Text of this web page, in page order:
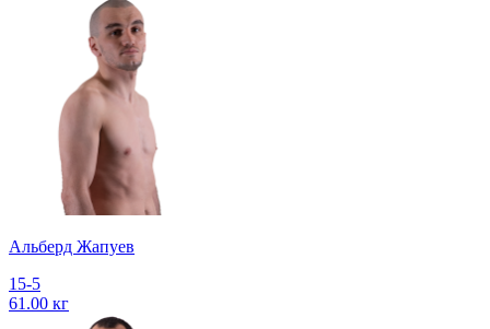
Альберд Жапуев
15-5
61.00 кг